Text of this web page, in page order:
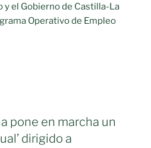
y el Gobierno de Castilla-La
Operativo de Empleo
pone en marcha un
dirigido a